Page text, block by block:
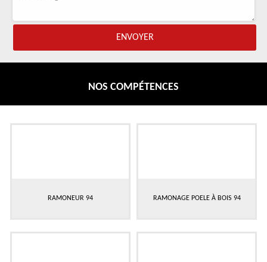
NOS COMPÉTENCES
RAMONEUR 94 RAMONAGE POELE À BOIS 94